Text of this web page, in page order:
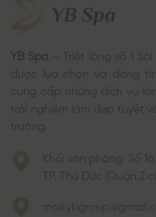
YB Spa – Triệt lông số 1
được lựa chọn và đáng
cung cấp những dịch vụ
trải nghiệm làm đẹp tuyệt
trường.
Khối văn phòng: Số
TP. Thủ Đức (Quận 2